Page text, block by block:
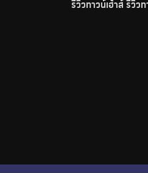
รีวิวทาวน์เฮ้าส์ รีวิวท